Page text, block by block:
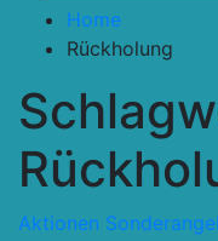
Home
Rückholung
Aktionen